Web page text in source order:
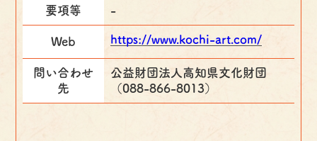
要項等 -
Web https://www.kochi-art.com/
問い合わせ
先
公益財団法人高知県文化財団
（088-866-8013）